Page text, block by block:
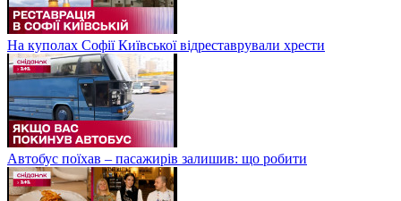
На куполах Софії Київської відреставрували хрести
Автобус поїхав – пасажирів залишив: що робити